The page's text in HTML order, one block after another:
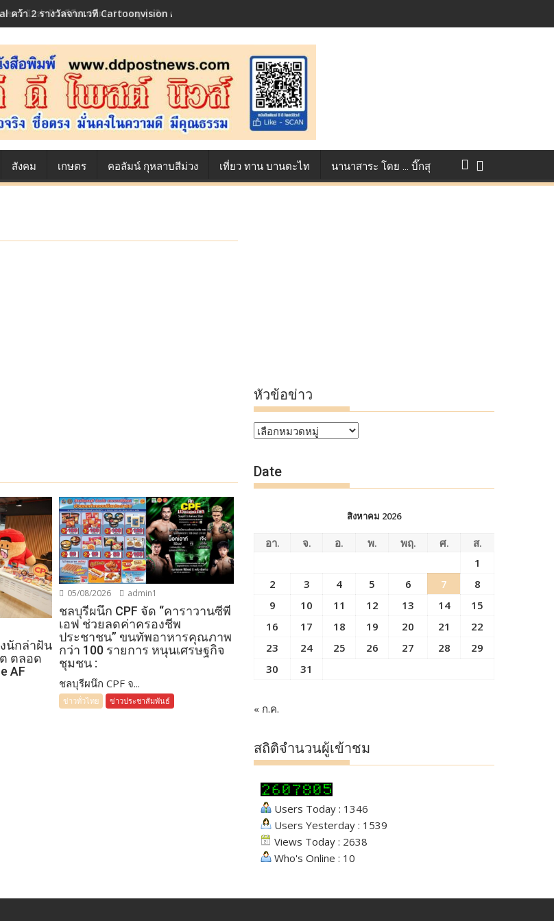
ของนักล่าฝัน ซีพีเอฟ เผย 10 เมนูสุดฮิต ตลอดเส้นทางการแข่งขัน True AF 2026 :
สังคม เกษตร คอลัมน์ กุหลาบสีม่วง เที่ยว ทาน บานตะไท นานาสาระ โดย … บิ๊กสุ
นักล่าฝัน
ตลอด
AF
05/08/2026 admin1
ชลบุรีผนึก CPF จัด “คาราวานซีพี
เอฟ ช่วยลดค่าครองชีพ
ประชาชน” ขนทัพอาหารคุณภาพ
กว่า 100 รายการ หนุนเศรษฐกิจ
ชุมชน :
ชลบุรีผนึก CPF จ...
ข่าวทั่วไทย ข่าวประชาสัมพันธ์
หัวข้อข่าว
หัวข้อ
Date
สิงหาคม 2026
อา. จ. อ. พ. พฤ. ศ.
ส.
1
2
3 4 5 6 7
8
9
10 11 12 13 14
15
16
17 18 19 20 21
22
23
24 25 26 27 28
29
30
31
« ก.ค.
สถิติจำนวนผู้เข้าชม
Users Today : 1346
Users Yesterday : 1539
Views Today : 2638
Who's Online : 10